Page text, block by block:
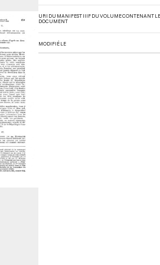
URI DU MANIFEST IIIF DU VOLUME CONTENANT LE
DOCUMENT
MODIFIÉ LE